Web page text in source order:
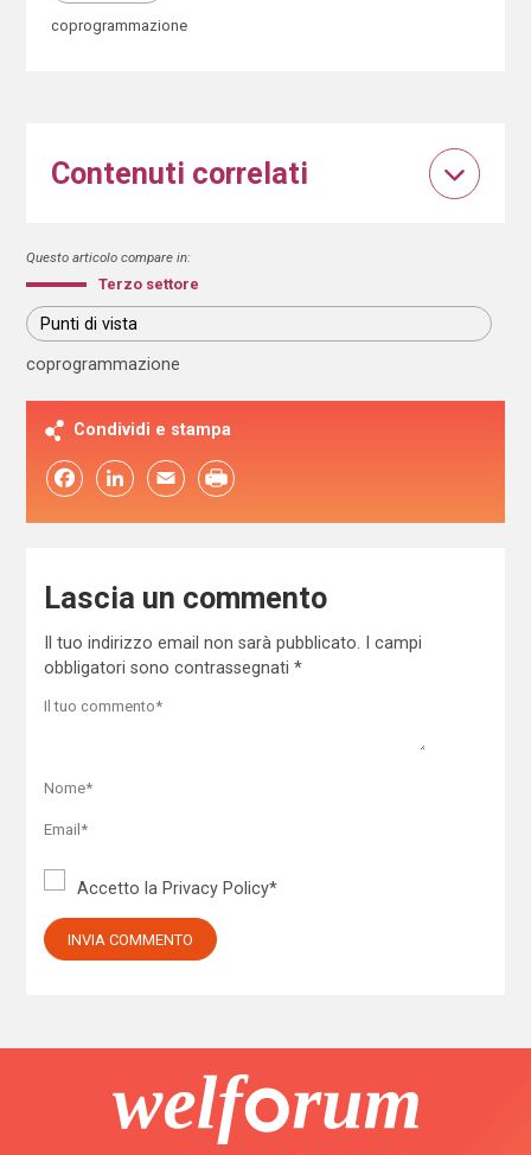
coprogrammazione
Contenuti correlati
Questo articolo compare in:
Terzo settore
Punti di vista
coprogrammazione
Condividi e stampa
FacebookLinkedIn Email
Lascia un commento
Il tuo indirizzo email non sarà pubblicato.
I campi
obbligatori sono contrassegnati *
Accetto la Privacy Policy*